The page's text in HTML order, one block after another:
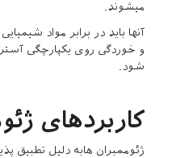
میشوند.
آنها باید در برابر مواد
و خوردگی روی یکپارچگی
شود.
کاربردهای
ژئوممبران هابه دلیل تطبیق